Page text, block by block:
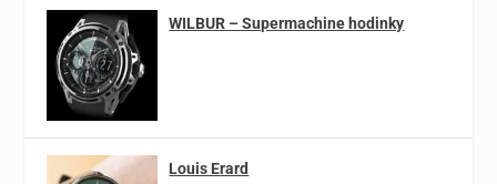
WILBUR – Supermachine hodinky
Louis Erard